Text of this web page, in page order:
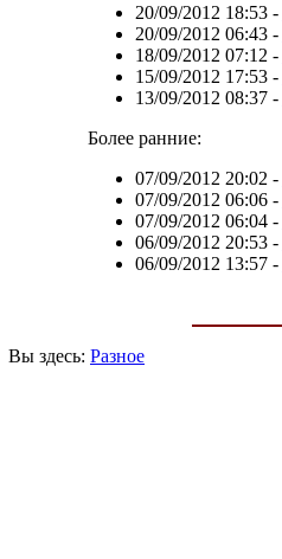
20/09/2012 18:53-
20/09/2012 06:43-
18/09/2012 07:12 -
15/09/2012 17:53-
13/09/2012 08:37-
Более ранние:
07/09/2012 20:02 -
07/09/2012 06:06-
07/09/2012 06:04-
06/09/2012 20:53-
06/09/2012 13:57-
Вы здесь: Разное